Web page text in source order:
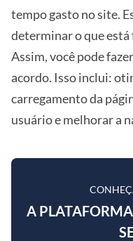
tempo gasto no site.
determinar o que está
Assim, você pode
acordo. Isso inclui:
carregamento da
usuário e melhorar a
A